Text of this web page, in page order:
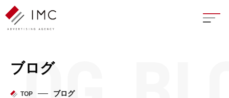
座談
ブログ
TOP ブログ